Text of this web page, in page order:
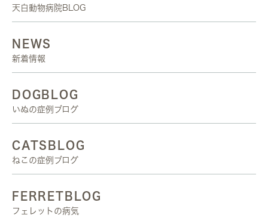
天白動物病院BLOG
NEWS
新着情報
DOGBLOG
いぬの症例ブログ
CATSBLOG
ねこの症例ブログ
FERRETBLOG
フェレットの病気